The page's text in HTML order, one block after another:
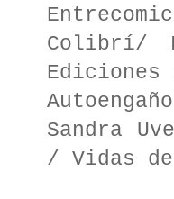
Colibrí/
Sandra
/ Vidas de